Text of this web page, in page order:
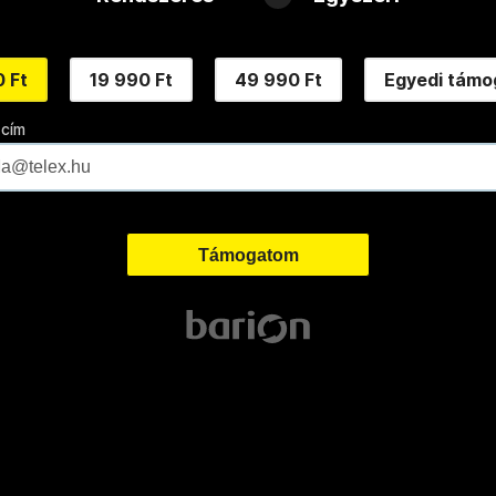
Ft 19 990 Ft 49 990 Ft Egyedi